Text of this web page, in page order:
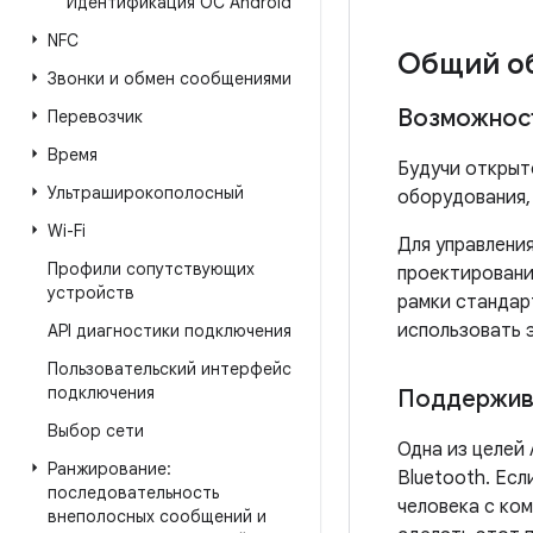
NFC
Звонки и обмен сообщениями
Перевозчик
Время
Ультраширокополосный
Wi-Fi
Профили сопутствующих
устройств
API диагностики подключения
Пользовательский интерфейс
подключения
Выбор сети
Ранжирование:
последовательность
внеполосных сообщений и
Общий
Будучи
Для
рамки
использовать
Одна из целей
Bluetooth.
человека с